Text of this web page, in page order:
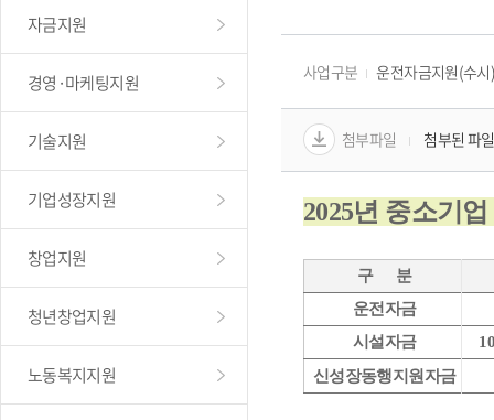
자금지원
경영·마케팅지원
기술지원
기업성장지원
창업지원
청년창업지원
노동복지지원
사업구분 운전자금지원(수
첨부파일 첨부된 파
2025년 중소기
구      분
운전자금
시설자금
신성장동행지원자금